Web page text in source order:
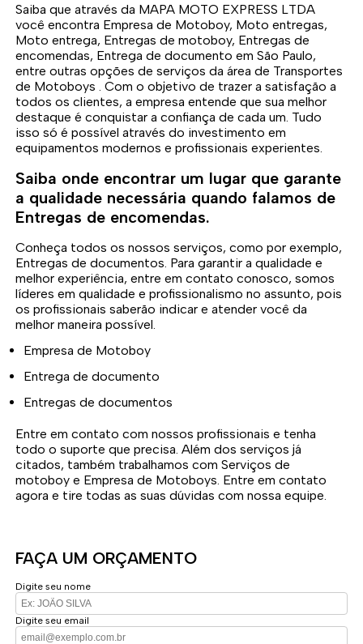
Saiba que através da MAPA MOTO EXPRESS LTDA
você encontra Empresa de Motoboy, Moto entregas,
Moto entrega, Entregas de motoboy, Entregas de
encomendas, Entrega de documento em São Paulo,
entre outras opções de serviços da área de Transportes
de Motoboys . Com o objetivo de trazer a satisfação a
todos os clientes, a empresa entende que sua melhor
destaque é conquistar a confiança de cada um. Tudo
isso só é possível através do investimento em
equipamentos modernos e profissionais experientes.
Saiba onde encontrar um lugar que garante
a qualidade necessária quando falamos de
Entregas de encomendas.
Conheça todos os nossos serviços, como por exemplo,
Entregas de documentos. Para garantir a qualidade e
melhor experiência, entre em contato conosco, somos
líderes em qualidade e profissionalismo no assunto, pois
os profissionais saberão indicar e atender você da
melhor maneira possível.
Empresa de Motoboy
Entrega de documento
Entregas de documentos
Entre em contato com nossos profissionais e tenha
todo o suporte que precisa. Além dos serviços já
citados, também trabalhamos com Serviços de
motoboy e Empresa de Motoboys. Entre em contato
agora e tire todas as suas dúvidas com nossa equipe.
FAÇA UM ORÇAMENTO
Digite seu nome
Digite seu email